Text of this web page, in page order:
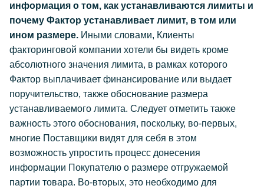
информация о том, как устанавливаются лимиты и
почему Фактор устанавливает лимит, в том или
ином размере. Иными словами, Клиенты
факторинговой компании хотели бы видеть кроме
абсолютного значения лимита, в рамках которого
Фактор выплачивает финансирование или выдает
поручительство, также обоснование размера
устанавливаемого лимита. Следует отметить также
важность этого обоснования, поскольку, во-первых,
многие Поставщики видят для себя в этом
возможность упростить процесс донесения
информации Покупателю о размере отгружаемой
партии товара. Во-вторых, это необходимо для